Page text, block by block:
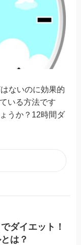
ないのに効果的
いる方法です
うか？12時間ダ
ダイエット！
は？